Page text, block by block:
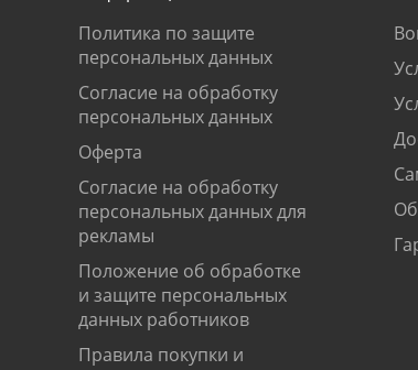
Политика по защите
персональных данных
Согласие на обработку
персональных данных
Оферта
Согласие на обработку
персональных данных для
рекламы
Положение об обработке
и защите персональных
данных работников
Правила покупки и